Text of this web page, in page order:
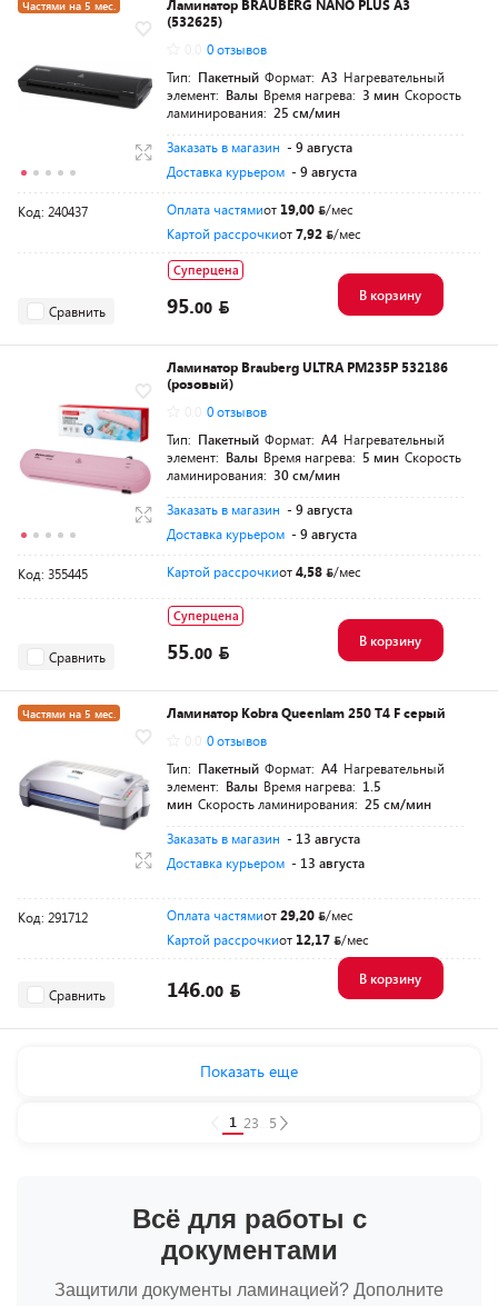
Частями на 5 мес.
Ламинатор BRAUBERG NANO PLUS А3
(532625)
0 отзывов
Тип: Пакетный Формат: A3 Нагревательный
элемент: Валы Время нагрева: 3 мин Скорость
ламинирования: 25 см/мин
Заказать в магазин - 9 августа
Доставка курьером - 9 августа
Код: 240437 Оплата частямиот 19,00
/мес
Картой рассрочкиот7,92 /мес
Сравнить
Суперцена
95.00
В корзину
Ламинатор Brauberg ULTRA PM235P 532186
(розовый)
0 отзывов
Тип: Пакетный Формат: A4 Нагревательный
элемент: Валы Время нагрева: 5 мин Скорость
ламинирования: 30 см/мин
Заказать в магазин - 9 августа
Доставка курьером - 9 августа
Код: 355445 Картой рассрочкиот4,58 /мес
Сравнить
Суперцена
55.00
В корзину
Частями на 5 мес.
Ламинатор Kobra Queenlam 250 T4 F серый
0 отзывов
Тип: Пакетный Формат: A4 Нагревательный
элемент: Валы Время нагрева: 1.5
мин Скорость ламинирования: 25 см/мин
Заказать в магазин - 13 августа
Доставка курьером - 13 августа
Код: 291712 Оплата частямиот29,20
/мес
Картой рассрочкиот 12,17 /мес
Сравнить 146.00
В корзину
Показать еще
1 23 5
Всё для работы с
документами
Защитили документы ламинацией? Дополните